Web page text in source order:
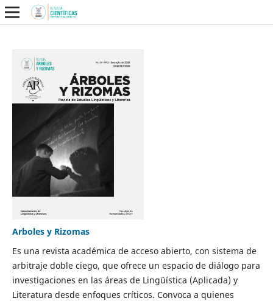
Arboles y Rizomas
Es una revista académica de acceso abierto, con sistema de
arbitraje doble ciego, que ofrece un espacio de diálogo para
investigaciones en las áreas de Lingüística (Aplicada) y
Literatura desde enfoques críticos. Convoca a quienes